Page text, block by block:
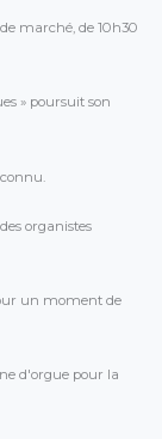
marché, de 10h30
» poursuit son
organistes
un moment de
d'orgue pour la